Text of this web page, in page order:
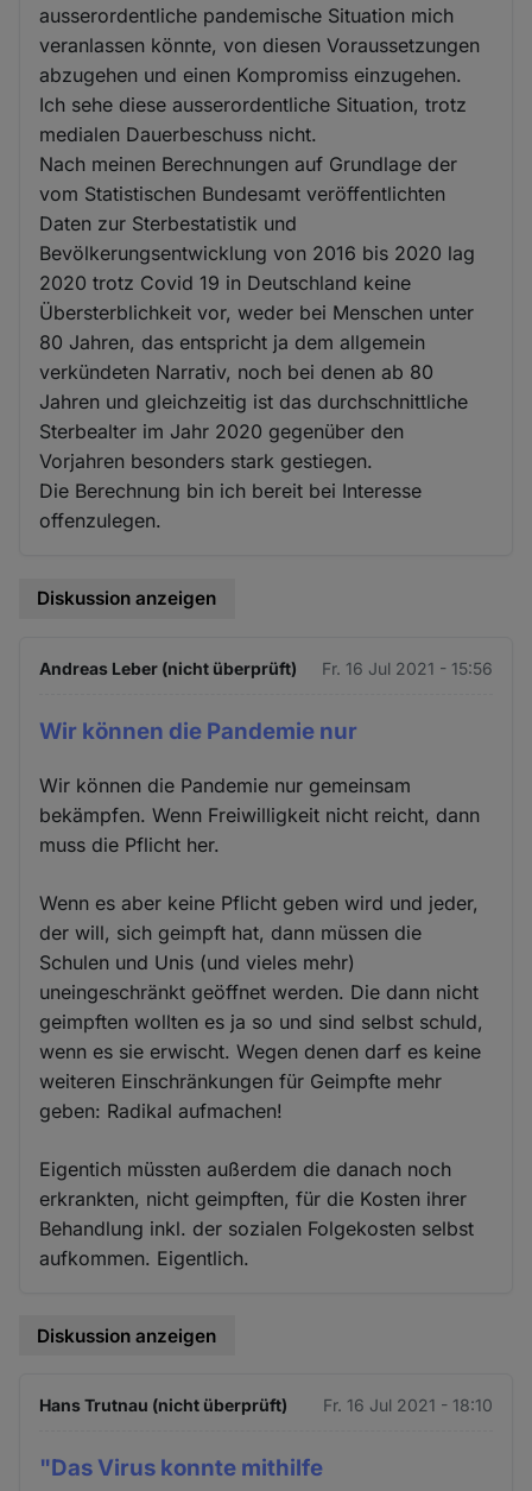
ausserordentliche pandemische Situation mich
veranlassen könnte, von diesen Voraussetzungen
abzugehen und einen Kompromiss einzugehen.
Ich sehe diese ausserordentliche Situation, trotz
medialen Dauerbeschuss nicht.
Nach meinen Berechnungen auf Grundlage der
vom Statistischen Bundesamt veröffentlichten
Daten zur Sterbestatistik und
Bevölkerungsentwicklung von 2016 bis 2020 lag
2020 trotz Covid 19 in Deutschland keine
Übersterblichkeit vor, weder bei Menschen unter
80 Jahren, das entspricht ja dem allgemein
verkündeten Narrativ, noch bei denen ab 80
Jahren und gleichzeitig ist das durchschnittliche
Sterbealter im Jahr 2020 gegenüber den
Vorjahren besonders stark gestiegen.
Die Berechnung bin ich bereit bei Interesse
offenzulegen.
Diskussion anzeigen
Andreas Leber (nicht überprüft) Fr. 16 Jul 2021 - 15:56
Wir können die Pandemie nur
Wir können die Pandemie nur gemeinsam
bekämpfen. Wenn Freiwilligkeit nicht reicht, dann
muss die Pflicht her.
Wenn es aber keine Pflicht geben wird und jeder,
der will, sich geimpft hat, dann müssen die
Schulen und Unis (und vieles mehr)
uneingeschränkt geöffnet werden. Die dann nicht
geimpften wollten es ja so und sind selbst schuld,
wenn es sie erwischt. Wegen denen darf es keine
weiteren Einschränkungen für Geimpfte mehr
geben: Radikal aufmachen!
Eigentich müssten außerdem die danach noch
erkrankten, nicht geimpften, für die Kosten ihrer
Behandlung inkl. der sozialen Folgekosten selbst
aufkommen. Eigentlich.
Diskussion anzeigen
Hans Trutnau (nicht überprüft) Fr. 16 Jul 2021 - 18:10
"Das Virus konnte mithilfe